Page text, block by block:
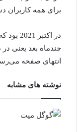
برای همه
در
انتهای صفحه
نوشته های مشابه